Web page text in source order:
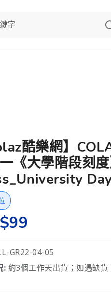
字
酷樂網】
《大學階段刻
GR22-04-05
: 約3個工作天出貨；如遇缺